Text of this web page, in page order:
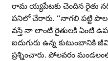
రామ య్యపేటకు చెందిన రైతు
పనిలో చేరారు. ‘‘నాగలి పట్టి
వస్తే నా లాంటి రైతులకి ఏంటి
ఐదుగురు ఉన్న
ప్రశ్నించారు. పోలవరం